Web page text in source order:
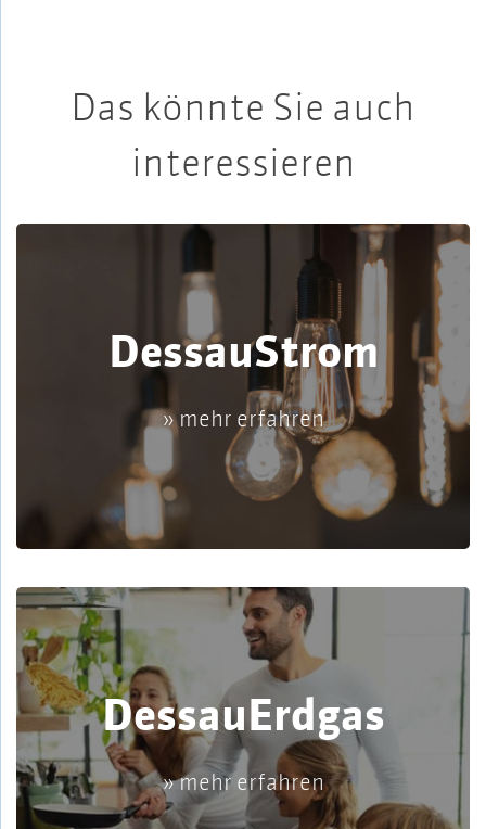
Das könnte Sie auch
interessieren
DessauStrom
» mehr erfahren
DessauErdgas
» mehr erfahren